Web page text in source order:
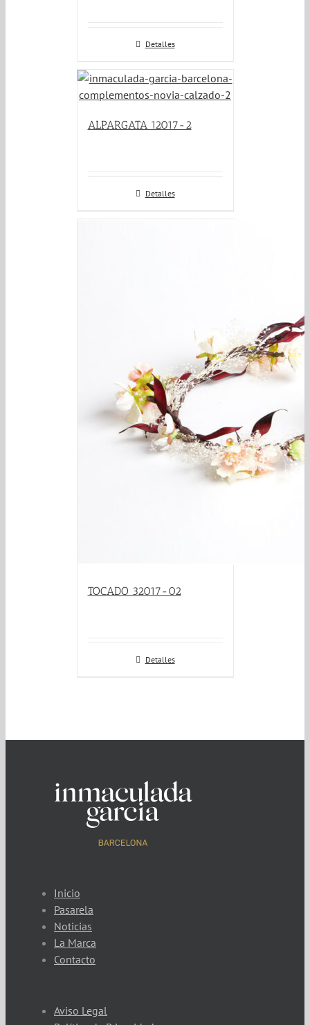
Detalles
ALPARGATA 12017-2
Detalles
TOCADO 32017-02
Detalles
Inicio
Pasarela
Noticias
La Marca
Contacto
Aviso Legal